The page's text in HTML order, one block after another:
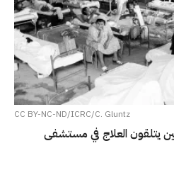
CC BY-NC-ND/ICRC/C. Gluntz
يتلقون العلاج في مستشفى